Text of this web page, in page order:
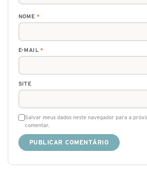
NOME *
E-MAIL*
SITE
Salvar meus dados neste navegador para a
comentar.